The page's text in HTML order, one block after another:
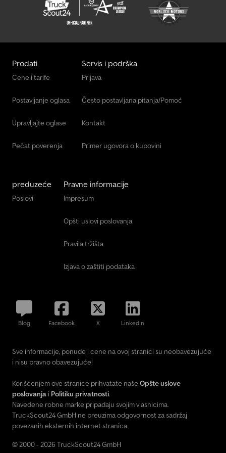
Prodati
Cene i tarife
Postavljanje oglasa
Upravljajte oglase
Pečat poverenja
Servis i podrška
Prijava
Često postavljana pitanja/Pomoć
Kontakt
Primer ugovora o kupovini
preduzeće
Poslovi
Pravne informacije
Impresum
Opšti uslovi poslovanja
Pravila tržišta
Izjava o zaštiti podataka
Blog Facebook X LinkedIn
Sve informacije, ponude i cene na ovoj stranici su neobavezujuće
i nisu pravno obavezujuće!
Korišćenjem ove stranice prihvatate naše Opšte uslove
poslovanja i Politiku privatnosti.
Navedene robne marke pripadaju svojim vlasnicima.
TruckScout24 GmbH ne preuzima odgovornost za sadržaj
povezanih eksternih internet stranica.
© 2000 - 2026 TruckScout24 GmbH